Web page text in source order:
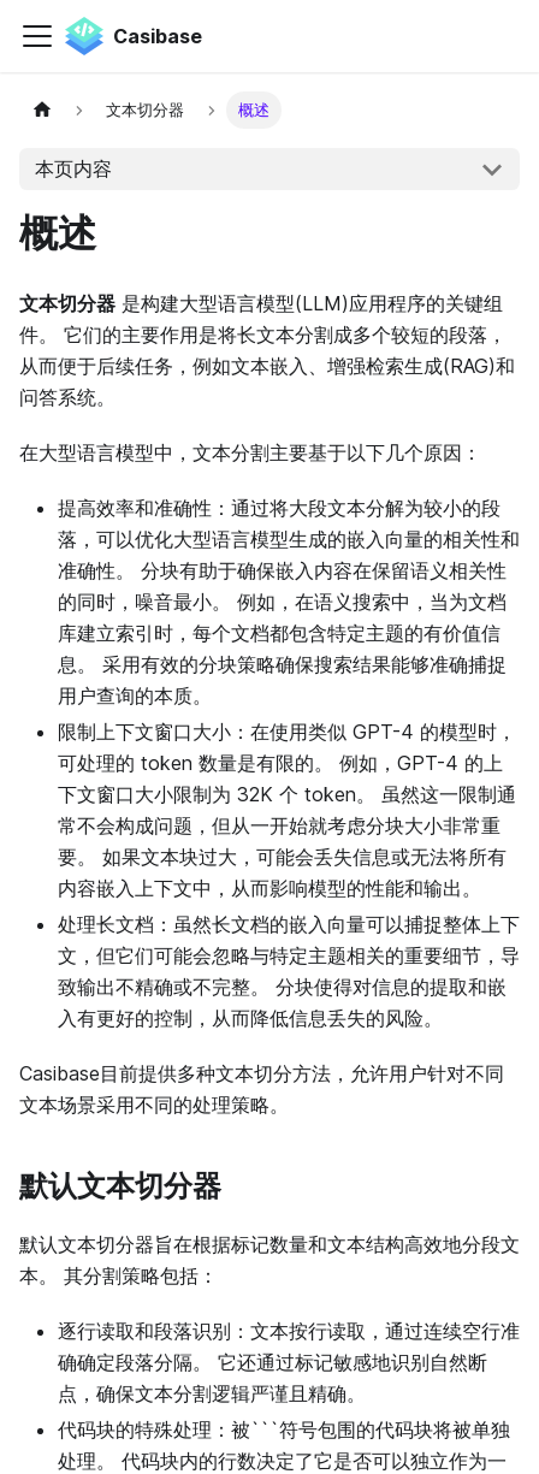
Casibase
文本切分器 概述
本页内容
概述
文本切分器 是构建大型语言模型(LLM)应用程序的关键组
件。 它们的主要作用是将长文本分割成多个较短的段落，
从而便于后续任务，例如文本嵌入、增强检索生成(RAG)和
问答系统。
在大型语言模型中，文本分割主要基于以下几个原因：
提高效率和准确性：通过将大段文本分解为较小的段
落，可以优化大型语言模型生成的嵌入向量的相关性和
准确性。 分块有助于确保嵌入内容在保留语义相关性
的同时，噪音最小。 例如，在语义搜索中，当为文档
库建立索引时，每个文档都包含特定主题的有价值信
息。 采用有效的分块策略确保搜索结果能够准确捕捉
用户查询的本质。
限制上下文窗口大小：在使用类似 GPT-4 的模型时，
可处理的 token 数量是有限的。 例如，GPT-4 的上
下文窗口大小限制为 32K 个 token。 虽然这一限制通
常不会构成问题，但从一开始就考虑分块大小非常重
要。 如果文本块过大，可能会丢失信息或无法将所有
内容嵌入上下文中，从而影响模型的性能和输出。
处理长文档：虽然长文档的嵌入向量可以捕捉整体上下
文，但它们可能会忽略与特定主题相关的重要细节，导
致输出不精确或不完整。 分块使得对信息的提取和嵌
入有更好的控制，从而降低信息丢失的风险。
Casibase目前提供多种文本切分方法，允许用户针对不同
文本场景采用不同的处理策略。
默认文本切分器
默认文本切分器旨在根据标记数量和文本结构高效地分段文
本。 其分割策略包括：
逐行读取和段落识别：文本按行读取，通过连续空行准
确确定段落分隔。 它还通过标记敏感地识别自然断
点，确保文本分割逻辑严谨且精确。
代码块的特殊处理：被` ` `符号包围的代码块将被单独
处理。 代码块内的行数决定了它是否可以独立作为一